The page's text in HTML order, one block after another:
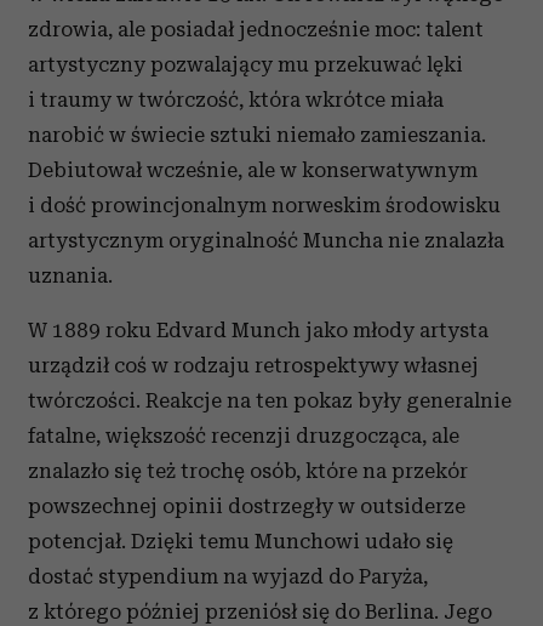
zdrowia, ale posiadał jednocześnie moc: talent
artystyczny pozwalający mu przekuwać lęki
i traumy w twórczość, która wkrótce miała
narobić w świecie sztuki niemało zamieszania.
Debiutował wcześnie, ale w konserwatywnym
i dość prowincjonalnym norweskim środowisku
artystycznym oryginalność Muncha nie znalazła
uznania.
W 1889 roku Edvard Munch jako młody artysta
urządził coś w rodzaju retrospektywy własnej
twórczości. Reakcje na ten pokaz były generalnie
fatalne, większość recenzji druzgocząca, ale
znalazło się też trochę osób, które na przekór
powszechnej opinii dostrzegły w outsiderze
potencjał. Dzięki temu Munchowi udało się
dostać stypendium na wyjazd do Paryża,
z którego później przeniósł się do Berlina. Jego